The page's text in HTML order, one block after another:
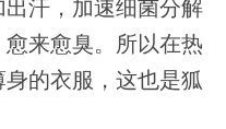
汗，加速细菌分解
来愈臭。所以在热
的衣服，这也是狐